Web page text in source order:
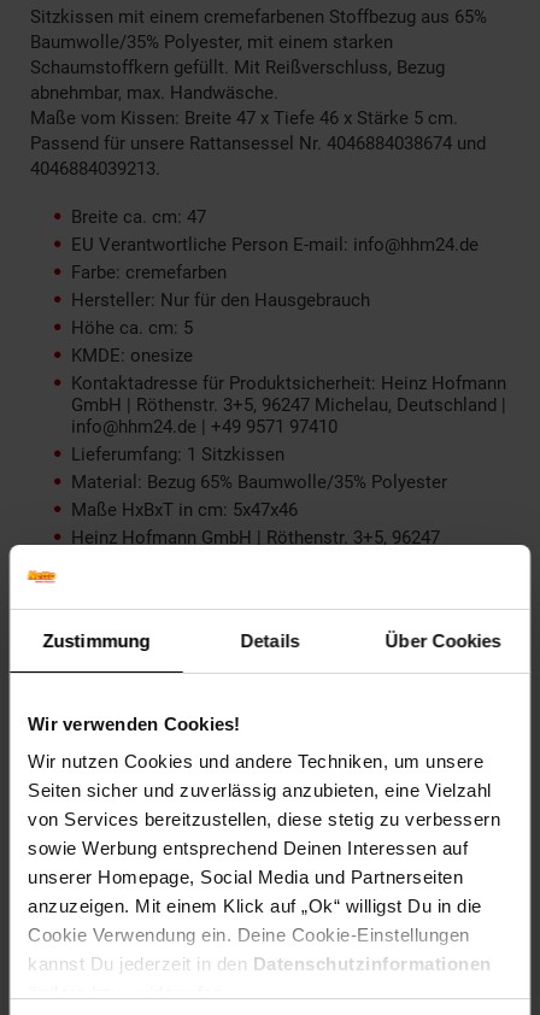
Zustimmung Details Über Cookies
Wir verwenden Cookies!
Wir nutzen Cookies und andere Techniken, um unsere
Seiten sicher und zuverlässig anzubieten, eine Vielzahl
von Services bereitzustellen, diese stetig zu verbessern
sowie Werbung entsprechend Deinen Interessen auf
unserer Homepage, Social Media und Partnerseiten
anzuzeigen. Mit einem Klick auf „Ok“ willigst Du in die
Cookie Verwendung ein. Deine Cookie-Einstellungen
kannst Du jederzeit in den Datenschutzinformationen
Sitzkissen mit einem cremefarbenen Stoffbezug aus 65%
Baumwolle/35% Polyester, mit einem starken
Schaumstoffkern gefüllt. Mit Reißverschluss, Bezug
abnehmbar, max. Handwäsche.
Maße vom Kissen: Breite 47 x Tiefe 46 x Stärke 5 cm.
Passend für unsere Rattansessel Nr. 4046884038674 und
4046884039213.
Breite ca. cm: 47
EU Verantwortliche Person E-mail: info@hhm24.de
Farbe: cremefarben
Hersteller: Nur für den Hausgebrauch
Höhe ca. cm: 5
KMDE: onesize
Kontaktadresse für Produktsicherheit: Heinz Hofmann
GmbH | Röthenstr. 3+5, 96247 Michelau, Deutschland |
info@hhm24.de | +49 9571 97410
Lieferumfang: 1 Sitzkissen
Material: Bezug 65% Baumwolle/35% Polyester
Maße HxBxT in cm: 5x47x46
Heinz Hofmann GmbH | Röthenstr. 3+5, 96247
Tiefe ca. cm: 46
Versand: Paketversand
Artikelnummer: 1591190000
EAN: 4046884039206
Artikel gehört zur Kategorie:Decken & Kissen
Versandinformationen
Herstellerinformationen